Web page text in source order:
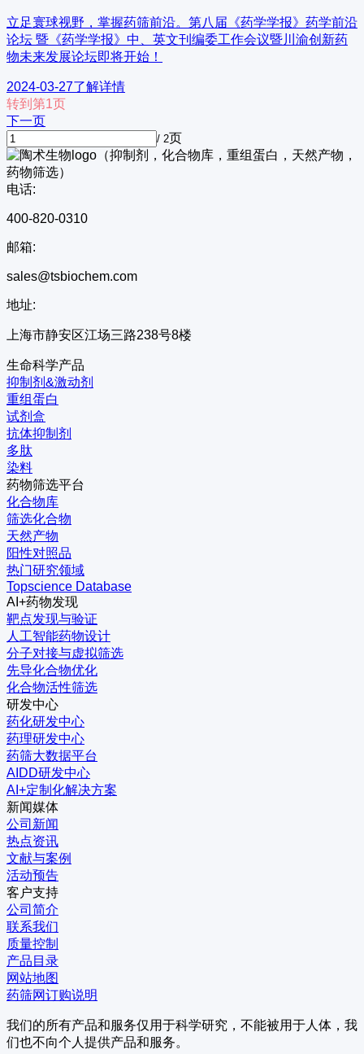
立足寰球视野，掌握药筛前沿。第八届《药学学报》药学前沿
论坛 暨《药学学报》中、英文刊编委工作会议暨川渝创新药
物未来发展论坛即将开始！
2024-03-27了解详情
转到第1页
下一页
/ 2页
电话:
400-820-0310
邮箱:
sales@tsbiochem.com
地址:
上海市静安区江场三路238号8楼
生命科学产品
抑制剂&激动剂
重组蛋白
试剂盒
抗体抑制剂
多肽
染料
药物筛选平台
化合物库
筛选化合物
天然产物
阳性对照品
热门研究领域
Topscience Database
AI+药物发现
靶点发现与验证
人工智能药物设计
分子对接与虚拟筛选
先导化合物优化
化合物活性筛选
研发中心
药化研发中心
药理研发中心
药筛大数据平台
AIDD研发中心
AI+定制化解决方案
新闻媒体
公司新闻
热点资讯
文献与案例
活动预告
客户支持
公司简介
联系我们
质量控制
产品目录
网站地图
药筛网订购说明
我们的所有产品和服务仅用于科学研究，不能被用于人体，我
们也不向个人提供产品和服务。